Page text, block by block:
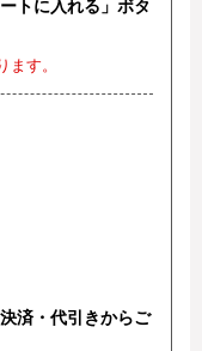
トに入れる」ボタ
す。
済・代引きからご